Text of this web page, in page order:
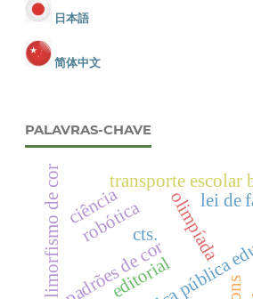
日本語
简体中文
PALAVRAS-CHAVE
editorial
olimpíada
política pública
transporte escolar
padrões de cor
polimorfismo de cor robóticacts.
lei de
ciência